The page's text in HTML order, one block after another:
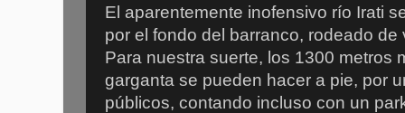
El aparentemente inofensivo río Irati
por el fondo del barranco, rodeado
Para nuestra suerte, los 1300 metros
garganta se pueden hacer a pie, por
públicos, contando incluso con un